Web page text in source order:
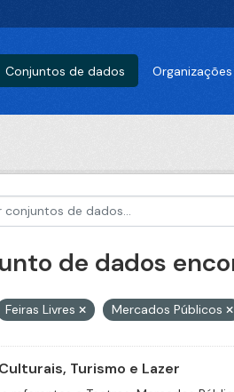
Conjuntos de dados Organizações
de dados
Feiras Livres Mercados Públicos
Turismo e Lazer